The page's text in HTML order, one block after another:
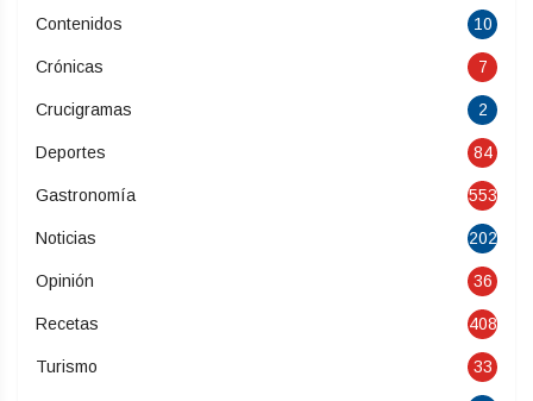
Contenidos 10
Crónicas 7
Crucigramas 2
Deportes 84
Gastronomía 553
Noticias 202
Opinión 36
Recetas 408
Turismo 33